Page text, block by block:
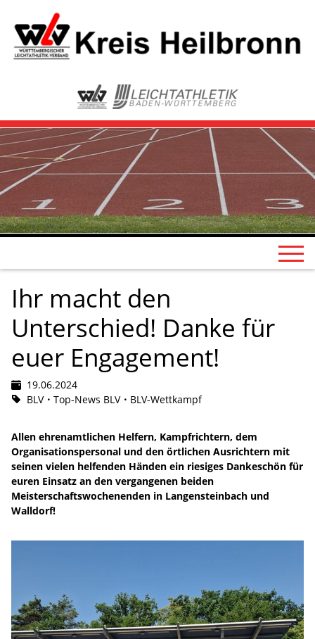
Ihr macht den
Unterschied! Danke für
euer Engagement!
19.06.2024
BLV
Top-News BLV BLV-Wettkampf
Allen ehrenamtlichen Helfern, Kampfrichtern, dem
Organisationspersonal und den örtlichen Ausrichtern mit
seinen vielen helfenden Händen ein riesiges Dankeschön für
euren Einsatz an den vergangenen beiden
Meisterschaftswochenenden in Langensteinbach und
Walldorf!